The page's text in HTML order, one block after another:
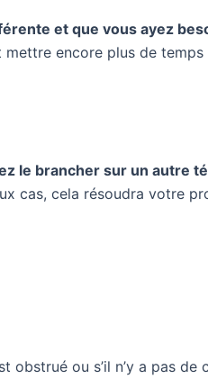
et que vous ayez
encore plus de
le brancher sur un autre
cas, cela résoudra votre
ou s’il n’y a pas